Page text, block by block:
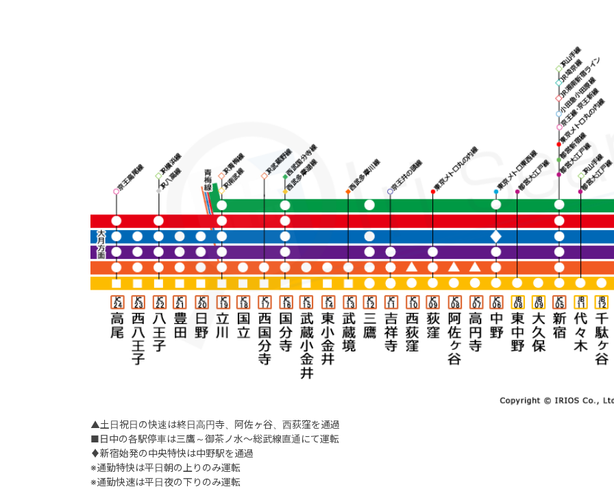
▲土日祝日の快速は終日高円寺、阿佐ヶ谷、西荻窪を通過
■日中の各駅停車は三鷹～御茶ノ水～総武線直通にて運転
♦新宿始発の中央特快は中野駅を通過
※通勤特快は平日朝の上りのみ運転
※通勤快速は平日夜の下りのみ運転